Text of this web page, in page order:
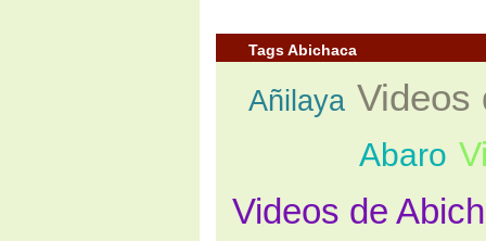
Tags Abichaca
Añilaya Videos
Abaro
Videos de